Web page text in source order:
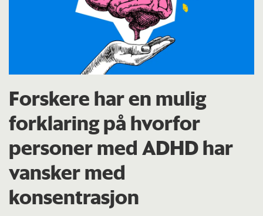
Forskere har en mulig
forklaring på hvorfor
personer med ADHD har
vansker med
konsentrasjon